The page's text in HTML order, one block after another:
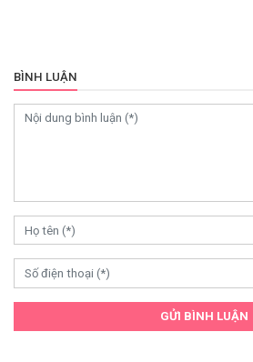
BÌNH LUẬN
GỬI BÌNH LUẬN